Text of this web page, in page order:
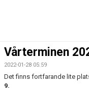
GRUPPER
AVGIFTER
Vårterminen
2022-01-28 05:59
Det finns fortfarande lite
9.